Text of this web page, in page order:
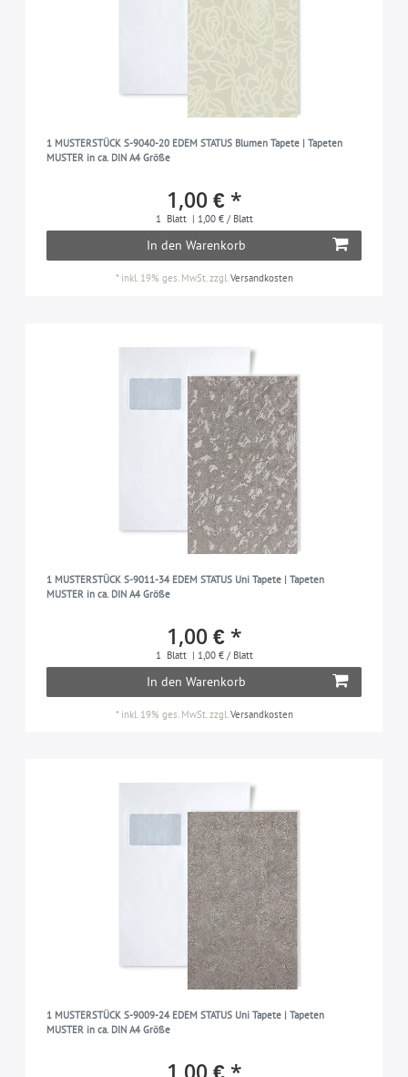
1 MUSTERSTÜCK S-9040-20 EDEM STATUS Blumen Tapete | Tapeten
MUSTER in ca. DIN A4 Größe
1,00 € *
1 Blatt | 1,00 € / Blatt
In den Warenkorb
* inkl. 19% ges. MwSt.zzgl.Versandkosten
1 MUSTERSTÜCK S-9011-34 EDEM STATUS Uni Tapete | Tapeten
MUSTER in ca. DIN A4 Größe
1,00 € *
1 Blatt | 1,00 € / Blatt
In den Warenkorb
* inkl. 19% ges. MwSt.zzgl.Versandkosten
1 MUSTERSTÜCK S-9009-24 EDEM STATUS Uni Tapete | Tapeten
MUSTER in ca. DIN A4 Größe